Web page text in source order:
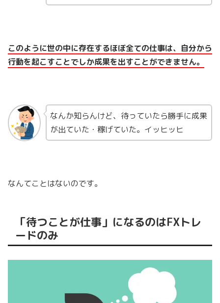
このように世の中に存在するほぼ全ての仕事は、自分から
行動を起こすことでしか成果を出すことができません。
なんか知らんけど、待っていたら勝手に成果
が出ていた・稼げていた。イッヒッヒ
なんてことはないのです。
「待つことが仕事」になるのはFXトレ
ードのみ